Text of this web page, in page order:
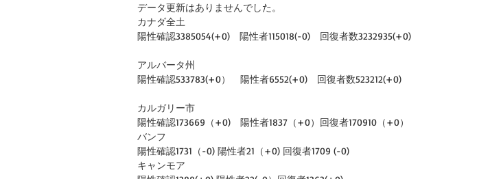
データ更新はありませんでした。
カナダ全土
陽性確認3385054(+0)　陽性者115018(-0)　回復者数3232935(+0)
アルバータ州
陽性確認533783(+0）　陽性者6552(+0)　回復者数523212(+0)
カルガリー市
陽性確認173669（+0)　陽性者1837（+0）回復者170910（+0）
バンフ
陽性確認1731（-0) 陽性者21（+0) 回復者1709 (-0)
キャンモア